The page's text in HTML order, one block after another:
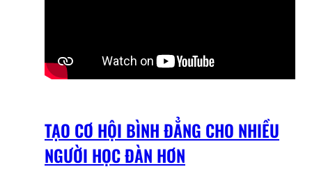
TẠO CƠ HỘI BÌNH ĐẲNG CHO NHIỀU
NGƯỜI HỌC ĐÀN HƠN